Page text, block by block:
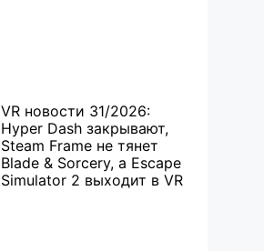
VR новости 31/2026:
Hyper Dash закрывают,
Steam Frame не тянет
Blade & Sorcery, а Escape
Simulator 2 выходит в VR